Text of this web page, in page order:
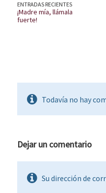
ENTRADAS RECIENTES
¡Madre mía, llámala
fuerte!
Todavía no hay
Dejar un comentario
Su dirección de